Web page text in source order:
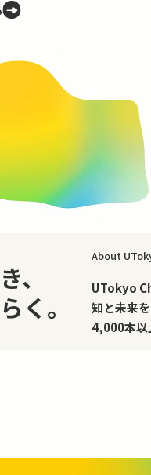
、
く。
About
UTokyo
知と未来
4,000本以